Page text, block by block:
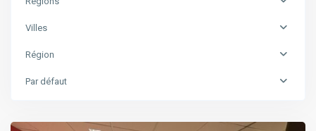
Villes
Région
Par défaut